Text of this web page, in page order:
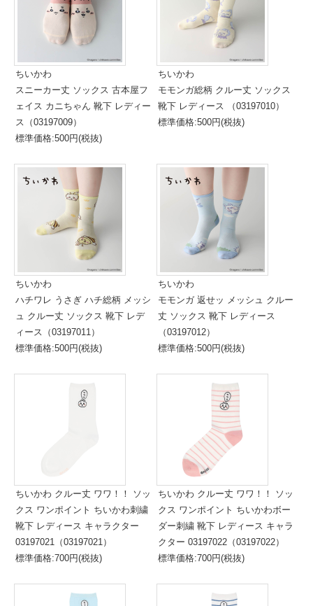
ちいかわ
スニーカー丈 ソックス 古本屋フ
ェイス カニちゃん 靴下 レディー
ス（03197009）
標準価格:500円(税抜)
ちいかわ
モモンガ総柄 クルー丈 ソックス
靴下 レディース （03197010）
標準価格:500円(税抜)
ちいかわ
ハチワレ うさぎ ハチ総柄 メッシ
ュ クルー丈 ソックス 靴下 レデ
ィース（03197011）
標準価格:500円(税抜)
ちいかわ
モモンガ 返せッ メッシュ クルー
丈 ソックス 靴下 レディース
（03197012）
標準価格:500円(税抜)
ちいかわ クルー丈 ワワ！！ ソッ
クス ワンポイント ちいかわ刺繍
靴下 レディース キャラクター
03197021（03197021）
標準価格:700円(税抜)
ちいかわ クルー丈 ワワ！！ ソッ
クス ワンポイント ちいかわボー
ダー刺繍 靴下 レディース キャラ
クター 03197022（03197022）
標準価格:700円(税抜)